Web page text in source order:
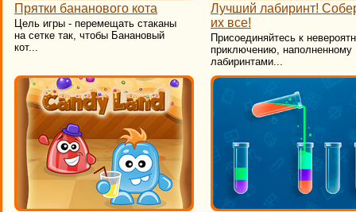
Прятки бананового кота
​Цель игры - перемещать стаканы
на сетке так, чтобы Банановый
кот...
Лучший лабиринт!
их все!
Присоединяйтесь к
приключению, наполненному
лабиринтами...